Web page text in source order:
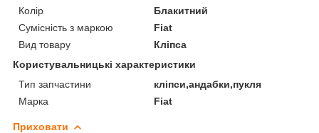
Колір
Блакитний
Сумісність з маркою
Fiat
Вид товару
Кліпса
Користувальницькі характеристики
Тип запчастини
кліпси,андабки,пукля
Марка
Fiat
Приховати